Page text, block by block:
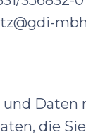
und Daten
die